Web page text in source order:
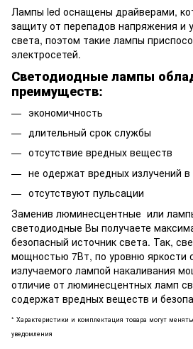
Лампы led оснащены драйверами,
защиту от перепадов напряжения и
света, поэтом такие лампы
электросетей.
Светодиодные лампы
преимуществ:
экономичность
длительный срок службы
отсутствие вредных веществ
не одержат вредных излучений в
отсутствуют пульсации
Заменив люминесцентные или
светодиодные Вы получаете
безопасный источник света. Так,
мощностью 7Вт, по уровню яркости
излучаемого лампой накаливания
отличие от люминесцентных ламп
содержат вредных веществ и
* Характеристики и комплектация товара могут
уведомления